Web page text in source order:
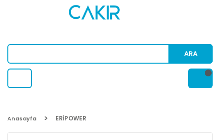
ARA
Anasayfa ERİPOWER